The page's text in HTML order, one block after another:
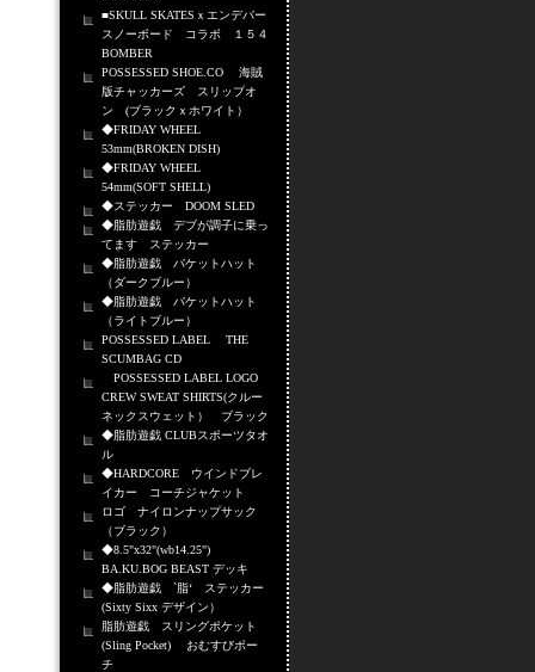
■SKULL SKATESｘエンデバー
スノーボード コラボ １５４
BOMBER
POSSESSED SHOE.CO 海賊
版チャッカーズ スリップオ
ン (ブラックｘホワイト）
◆FRIDAY WHEEL
53mm(BROKEN DISH)
◆FRIDAY WHEEL
54mm(SOFT SHELL)
◆ステッカー DOOM SLED
◆脂肪遊戯 デブが調子に乗っ
てます ステッカー
◆脂肪遊戯 バケットハット
（ダークブルー）
◆脂肪遊戯 バケットハット
（ライトブルー）
POSSESSED LABEL THE
SCUMBAG CD
POSSESSED LABEL LOGO
CREW SWEAT SHIRTS(クルー
ネックスウェット） ブラック
◆脂肪遊戯 CLUBスポーツタオ
ル
◆HARDCORE ウインドブレ
イカー コーチジャケット
ロゴ ナイロンナップサック
（ブラック）
◆8.5"x32"(wb14.25")
BA.KU.BOG BEAST デッキ
◆脂肪遊戯 `脂‘ ステッカー
(Sixty Sixx デザイン）
脂肪遊戯 スリングポケット
(Sling Pocket) おむすびポー
チ